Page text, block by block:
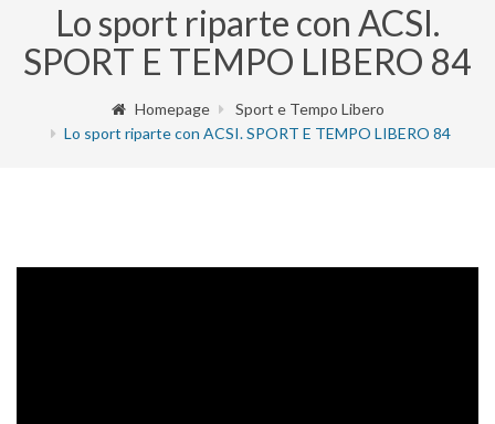
Lo sport riparte con ACSI.
SPORT E TEMPO LIBERO 84
Homepage
Sport e Tempo Libero
Lo sport riparte con ACSI. SPORT E TEMPO LIBERO 84